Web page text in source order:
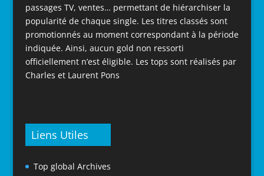
passages TV, ventes… permettant de hiérarchiser la
popularité de chaque single. Les titres classés sont
promotionnés au moment correspondant à la période
indiquée. Ainsi, aucun gold non ressorti
officiellement n’est éligible. Les tops sont réalisés par
Charles et Laurent Pons
Liens Utiles
Top global Archives